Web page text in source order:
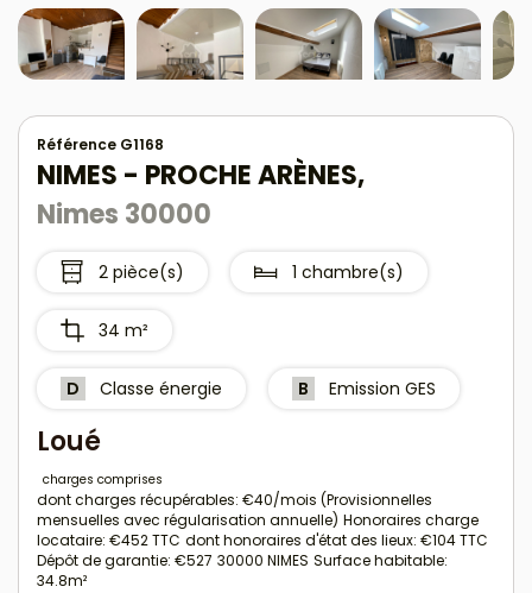
Référence G1168
NIMES - PROCHE ARÈNES,
Nimes 30000
2 pièce(s) 1 chambre(s)
34 m²
D Classe énergie B Emission GES
Loué
charges comprises
dont charges récupérables: €40/mois (Provisionnelles
mensuelles avec régularisation annuelle) Honoraires charge
locataire: €452 TTC dont honoraires d'état des lieux: €104 TTC
Dépôt de garantie: €527 30000 NIMES Surface habitable:
34.8m²